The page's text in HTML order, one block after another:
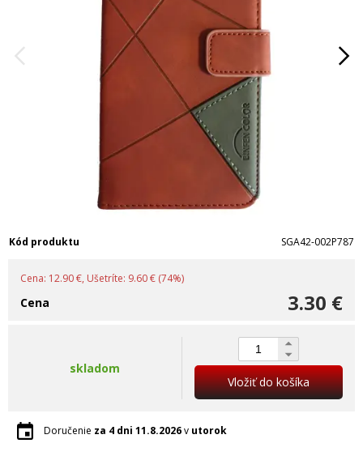
Kód produktu SGA42-002P787
Cena: 12.90 €, Ušetríte: 9.60 € (74%)
3.30 €
Cena
skladom
Vložiť do košíka
Doručenie za 4 dni 11.8.2026v utorok